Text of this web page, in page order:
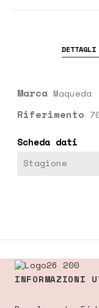
DETTAGLI
Marca Maqueda
Riferimento
Scheda dati
Stagione
INFORMAZIONI